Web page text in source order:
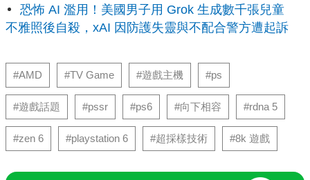
恐怖 AI 濫用！美國男子用 Grok 生成數千張兒童
不雅照後自殺，xAI 因防護失靈與不配合警方遭起訴
#AMD #TV Game #遊戲主機 #ps
#遊戲話題 #pssr #ps6 #向下相容 #rdna 5
#zen 6 #playstation 6 #超採樣技術 #8k 遊戲